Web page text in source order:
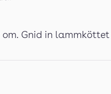
Gnid in